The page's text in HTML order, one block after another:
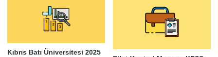
Kıbrıs Batı Üniversitesi 2025